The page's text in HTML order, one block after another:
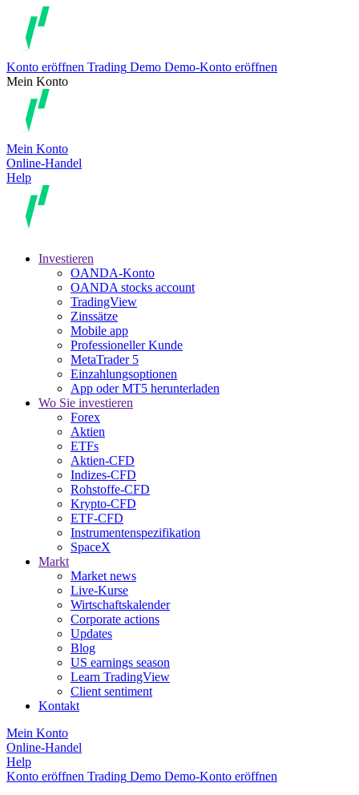
Konto eröffnen Trading Demo Demo-Konto eröffnen
Mein Konto
Mein Konto
Online-Handel
Help
Investieren
OANDA-Konto
OANDA stocks account
TradingView
Zinssätze
Mobile app
Professioneller Kunde
MetaTrader 5
Einzahlungsoptionen
App oder MT5 herunterladen
Wo Sie investieren
Forex
Aktien
ETFs
Aktien-CFD
Indizes-CFD
Rohstoffe-CFD
Krypto-CFD
ETF-CFD
Instrumentenspezifikation
SpaceX
Markt
Market news
Live-Kurse
Wirtschaftskalender
Corporate actions
Updates
Blog
US earnings season
Learn TradingView
Client sentiment
Kontakt
Mein Konto
Online-Handel
Help
Konto eröffnen Trading Demo Demo-Konto eröffnen